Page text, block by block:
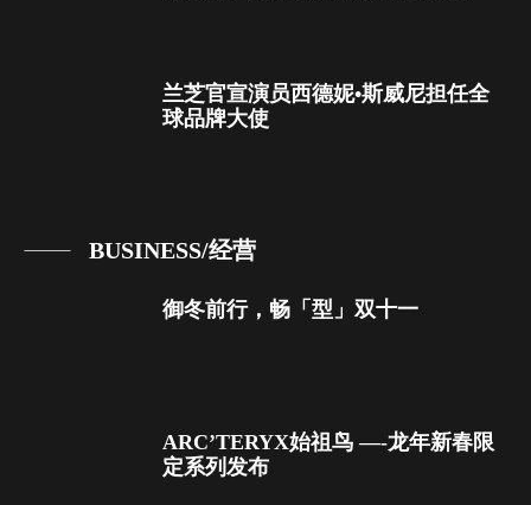
兰芝官宣演员西德妮•斯威尼担任全
球品牌大使
BUSINESS/经营
御冬前行，畅「型」双十一
ARC’TERYX始祖鸟 —-龙年新春限
定系列发布